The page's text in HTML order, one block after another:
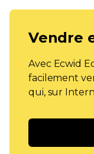
Vendre
Avec Ecwid
facilement
qui, sur